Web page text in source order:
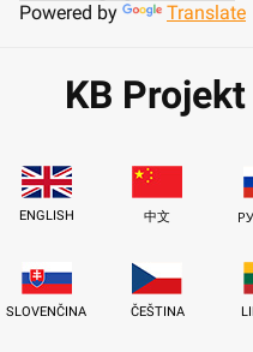
Powered by Translate
KB
ENGLISH 中文
SLOVENČINA ČEŠTINA